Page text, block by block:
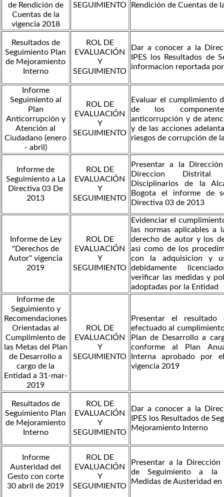
de Rendición de
Cuentas de la
vigencia 2018
SEGUIMIENTO
Rendición de Cuentas de
Resultados de
Seguimiento Plan
de Mejoramiento
Interno
ROL DE
EVALUACIÓN
Y
SEGUIMIENTO
Dar a conocer a la
IPES los Resultados de
informacion reportada
Informe
Seguimiento al
Plan
Anticorrupción y
Atención al
Ciudadano (enero
- abril)
ROL DE
EVALUACIÓN
Y
SEGUIMIENTO
Evaluar el cumplimiento
de los
anticorrupción y de
y de las acciones
riesgos de corrupción de
Informe de
Seguimiento a La
Directiva 03 De
2013
ROL DE
EVALUACIÓN
Y
SEGUIMIENTO
Presentar a la
Direccion
Disciplinarios de la
Bogota el informe de
Directiva 03 de 2013
Informe de Ley
"Derechos de
Autor" vigencia
2019
ROL DE
EVALUACIÓN
Y
SEGUIMIENTO
Evidenciar el
las normas aplicables a
derecho de autor y los
asi como de los
con la adquisicion y
debidamente
verificar las medidas y
adoptadas por la Entidad
Informe de
Seguimiento y
Recomendaciones
Orientadas al
Cumplimiento de
las Metas del Plan
de Desarrollo a
cargo de la
Entidad a 31-mar-
2019
ROL DE
EVALUACIÓN
Y
SEGUIMIENTO
Presentar el resultado
efectuado al
Plan de Desarrollo a
conforme al Plan
Interna aprobado por
vigencia 2019
Resultados de
Seguimiento Plan
de Mejoramiento
Interno
ROL DE
EVALUACIÓN
Y
SEGUIMIENTO
Dar a conocer a la
IPES los Resultados de
Mejoramiento Interno
Informe
Austeridad del
Gesto con corte
30 abril de 2019
ROL DE
EVALUACIÓN
Y
SEGUIMIENTO
Presentar a la Dirección
de Seguimiento a la
Medidas de Austeridad